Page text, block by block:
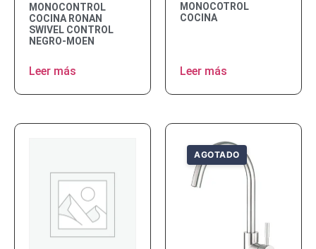
MONOCONTROL
COCINA RONAN
SWIVEL CONTROL
NEGRO-MOEN
Leer más
MONOCOTROL
COCINA
Leer más